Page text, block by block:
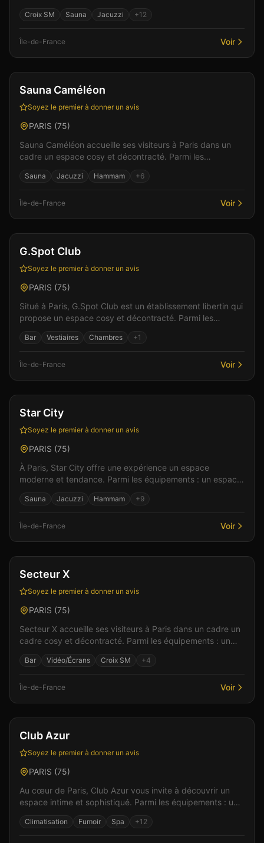
Croix SM Sauna Jacuzzi +12
Île-de-France Voir
Bar Club +4
Sauna Caméléon
Soyez le premier à donner un avis
PARIS (75)
Sauna Caméléon accueille ses visiteurs à Paris dans un
cadre un espace cosy et décontracté. Parmi les
partage...
Sauna Jacuzzi Hammam +6
Île-de-France Voir
Bar Club +4
G.Spot Club
Soyez le premier à donner un avis
PARIS (75)
Situé à Paris, G.Spot Club est un établissement libertin qui
propose un espace cosy et décontracté. Parmi les
Bar Vestiaires Chambres +1
Île-de-France Voir
Bar Club +4
Star City
Soyez le premier à donner un avis
PARIS (75)
À Paris, Star City offre une expérience un espace
moderne et tendance. Parmi les équipements : un espace
Sauna Jacuzzi Hammam +9
Île-de-France Voir
Bar Gay friendly +1
Secteur X
Soyez le premier à donner un avis
PARIS (75)
Secteur X accueille ses visiteurs à Paris dans un cadre un
cadre cosy et décontracté. Parmi les équipements : un
Bar Vidéo/Écrans Croix SM +4
Île-de-France Voir
Bar Discothèque +6
Club Azur
Soyez le premier à donner un avis
PARIS (75)
Au cœur de Paris, Club Azur vous invite à découvrir un
espace intime et sophistiqué. Parmi les équipements : un
Climatisation Fumoir Spa +12